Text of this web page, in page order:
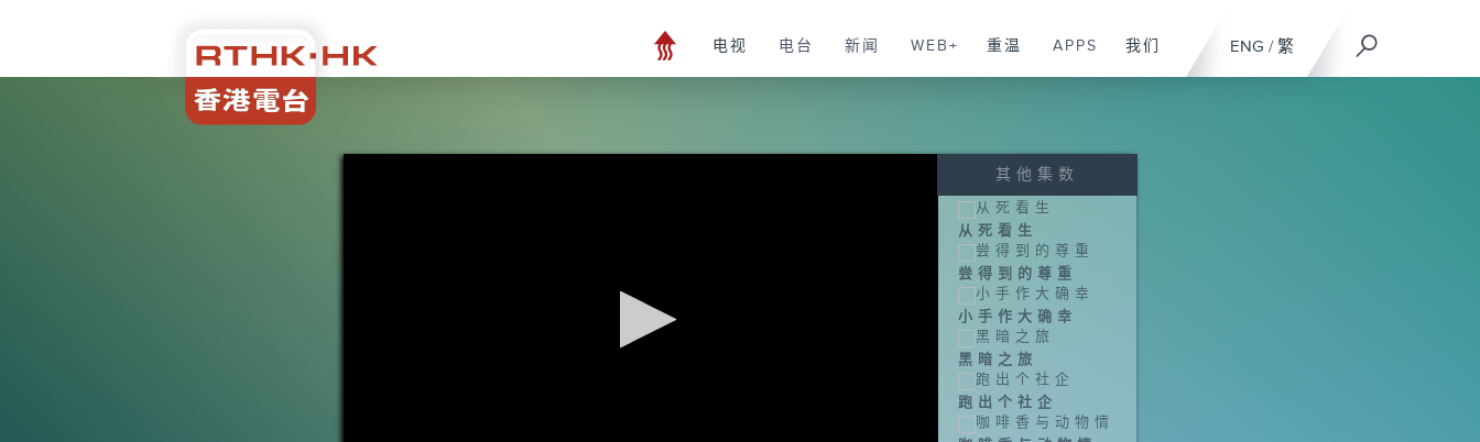
ENG / 繁
电视 电台 新闻 WEB+ 重温 APPS 我们
其他集数
从死看生
尝得到的尊重
小手作大确幸
黑暗之旅
跑出个社企